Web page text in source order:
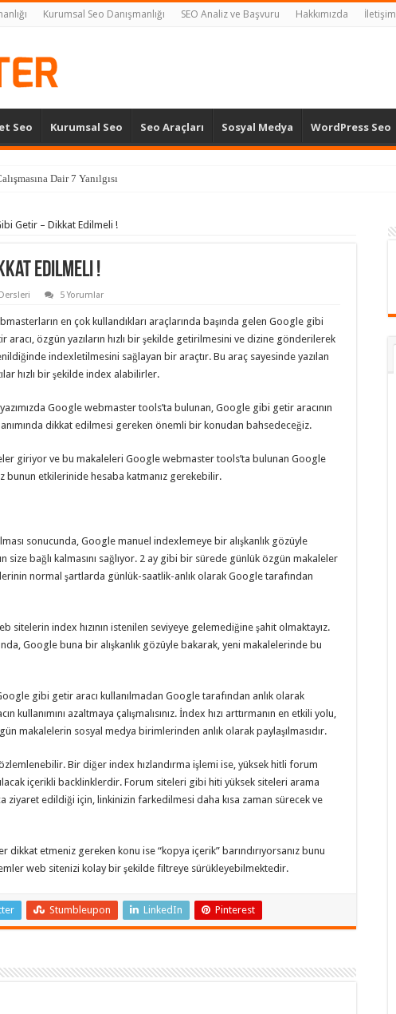
Kurumsal Seo Danışmanlığı SEO Analiz ve Başvuru Hakkımızda İletişim
Seo Kurumsal Seo Seo Araçları Sosyal Medya WordPress Seo
Dair 7 Yanılgısı
Getir – Dikkat Edilmeli !
Edilmeli !
5 Yorumlar
en çok kullandıkları araçlarında başında gelen Google gibi
aracı, özgün yazıların hızlı bir şekilde getirilmesini ve dizine gönderilerek
indexletilmesini sağlayan bir araçtır. Bu araç sayesinde yazılan
hızlı bir şekilde index alabilirler.
Google webmaster tools’ta bulunan, Google gibi getir aracının
dikkat edilmesi gereken önemli bir konudan bahsedeceğiz.
giriyor ve bu makaleleri Google webmaster tools’ta bulunan Google
bunun etkilerinide hesaba katmanız gerekebilir.
sonucunda, Google manuel indexlemeye bir alışkanlık gözüyle
size bağlı kalmasını sağlıyor. 2 ay gibi bir sürede günlük özgün makaleler
normal şartlarda günlük-saatlik-anlık olarak Google tarafından
sitelerin index hızının istenilen seviyeye gelemediğine şahit olmaktayız.
Google buna bir alışkanlık gözüyle bakarak, yeni makalelerinde bu
gibi getir aracı kullanılmadan Google tarafından anlık olarak
kullanımını azaltmaya çalışmalısınız. İndex hızı arttırmanın en etkili yolu,
makalelerin sosyal medya birimlerinden anlık olarak paylaşılmasıdır.
Bir diğer index hızlandırma işlemi ise, yüksek hitli forum
içerikli backlinklerdir. Forum siteleri gibi hiti yüksek siteleri arama
ziyaret edildiği için, linkinizin farkedilmesi daha kısa zaman sürecek ve
etmeniz gereken konu ise “kopya içerik” barındırıyorsanız bunu
web sitenizi kolay bir şekilde filtreye sürükleyebilmektedir.
Stumbleupon LinkedIn Pinterest